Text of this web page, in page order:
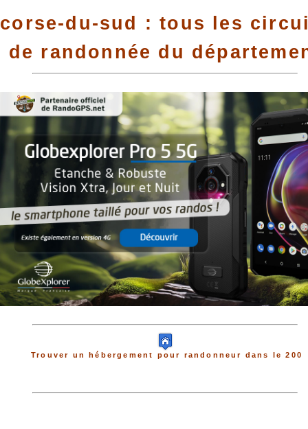
corse-du-sud : tous les
de randonnée du
Trouver un hébergement pour randonneur dans le 200